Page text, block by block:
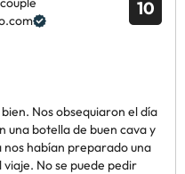
10
Nos obsequiaron el día
una botella de buen cava y
habían preparado una
No se puede pedir